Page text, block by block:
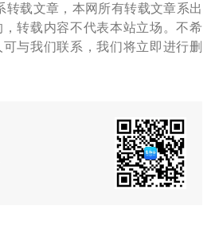
转载文章，本网所有转载文章系出
转载内容不代表本站立场。不希
与我们联系，我们将立即进行删